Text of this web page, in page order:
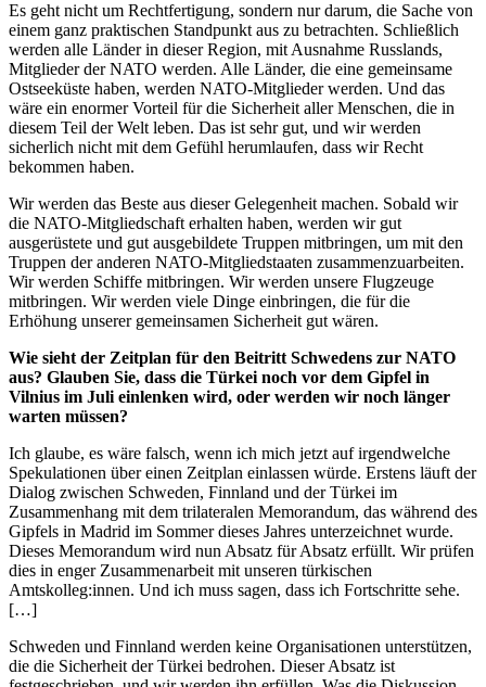
Es geht nicht um Rechtfertigung, sondern nur darum, die Sache von
einem ganz praktischen Standpunkt aus zu betrachten. Schließlich
werden alle Länder in dieser Region, mit Ausnahme Russlands,
Mitglieder der NATO werden. Alle Länder, die eine gemeinsame
Ostseeküste haben, werden NATO-Mitglieder werden. Und das
wäre ein enormer Vorteil für die Sicherheit aller Menschen, die in
diesem Teil der Welt leben. Das ist sehr gut, und wir werden
sicherlich nicht mit dem Gefühl herumlaufen, dass wir Recht
bekommen haben.
Wir werden das Beste aus dieser Gelegenheit machen. Sobald wir
die NATO-Mitgliedschaft erhalten haben, werden wir gut
ausgerüstete und gut ausgebildete Truppen mitbringen, um mit den
Truppen der anderen NATO-Mitgliedstaaten zusammenzuarbeiten.
Wir werden Schiffe mitbringen. Wir werden unsere Flugzeuge
mitbringen. Wir werden viele Dinge einbringen, die für die
Erhöhung unserer gemeinsamen Sicherheit gut wären.
Wie sieht der Zeitplan für den Beitritt Schwedens zur NATO
aus? Glauben Sie, dass die Türkei noch vor dem Gipfel in
Vilnius im Juli einlenken wird, oder werden wir noch länger
warten müssen?
Ich glaube, es wäre falsch, wenn ich mich jetzt auf irgendwelche
Spekulationen über einen Zeitplan einlassen würde. Erstens läuft der
Dialog zwischen Schweden, Finnland und der Türkei im
Zusammenhang mit dem trilateralen Memorandum, das während des
Gipfels in Madrid im Sommer dieses Jahres unterzeichnet wurde.
Dieses Memorandum wird nun Absatz für Absatz erfüllt. Wir prüfen
dies in enger Zusammenarbeit mit unseren türkischen
Amtskolleg:innen. Und ich muss sagen, dass ich Fortschritte sehe.
[…]
Schweden und Finnland werden keine Organisationen unterstützen,
die die Sicherheit der Türkei bedrohen. Dieser Absatz ist